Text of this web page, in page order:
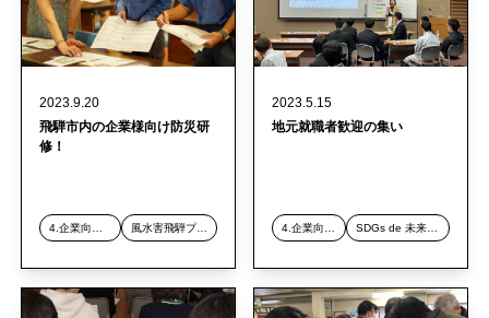
2023.9.20
飛騨市内の企業様向け防災研
修！
4.企業向け研修事業 風水害飛騨プロジェクト
2023.5.15
地元就職者歓迎の集い
4.企業向け研修事業 SDGs de 未来構想・SDGs de